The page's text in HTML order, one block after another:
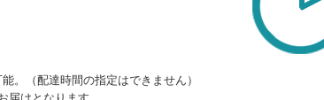
。（配達時間の指定はできません）